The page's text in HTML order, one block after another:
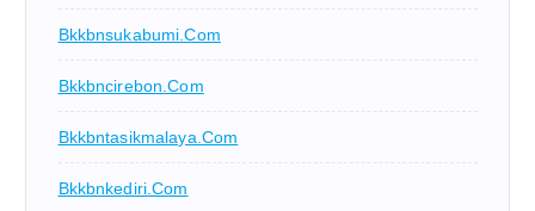
Bkkbnsukabumi.com
Bkkbncirebon.com
Bkkbntasikmalaya.com
Bkkbnkediri.com